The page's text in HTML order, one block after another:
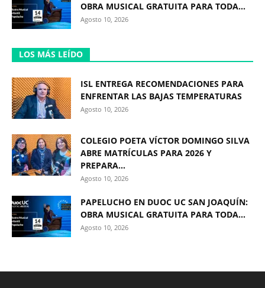
OBRA MUSICAL GRATUITA PARA TODA...
Agosto 10, 2026
LOS MÁS LEÍDO
ISL ENTREGA RECOMENDACIONES PARA
ENFRENTAR LAS BAJAS TEMPERATURAS
Agosto 10, 2026
COLEGIO POETA VÍCTOR DOMINGO SILVA
ABRE MATRÍCULAS PARA 2026 Y
PREPARA...
Agosto 10, 2026
PAPELUCHO EN DUOC UC SAN JOAQUÍN:
OBRA MUSICAL GRATUITA PARA TODA...
Agosto 10, 2026